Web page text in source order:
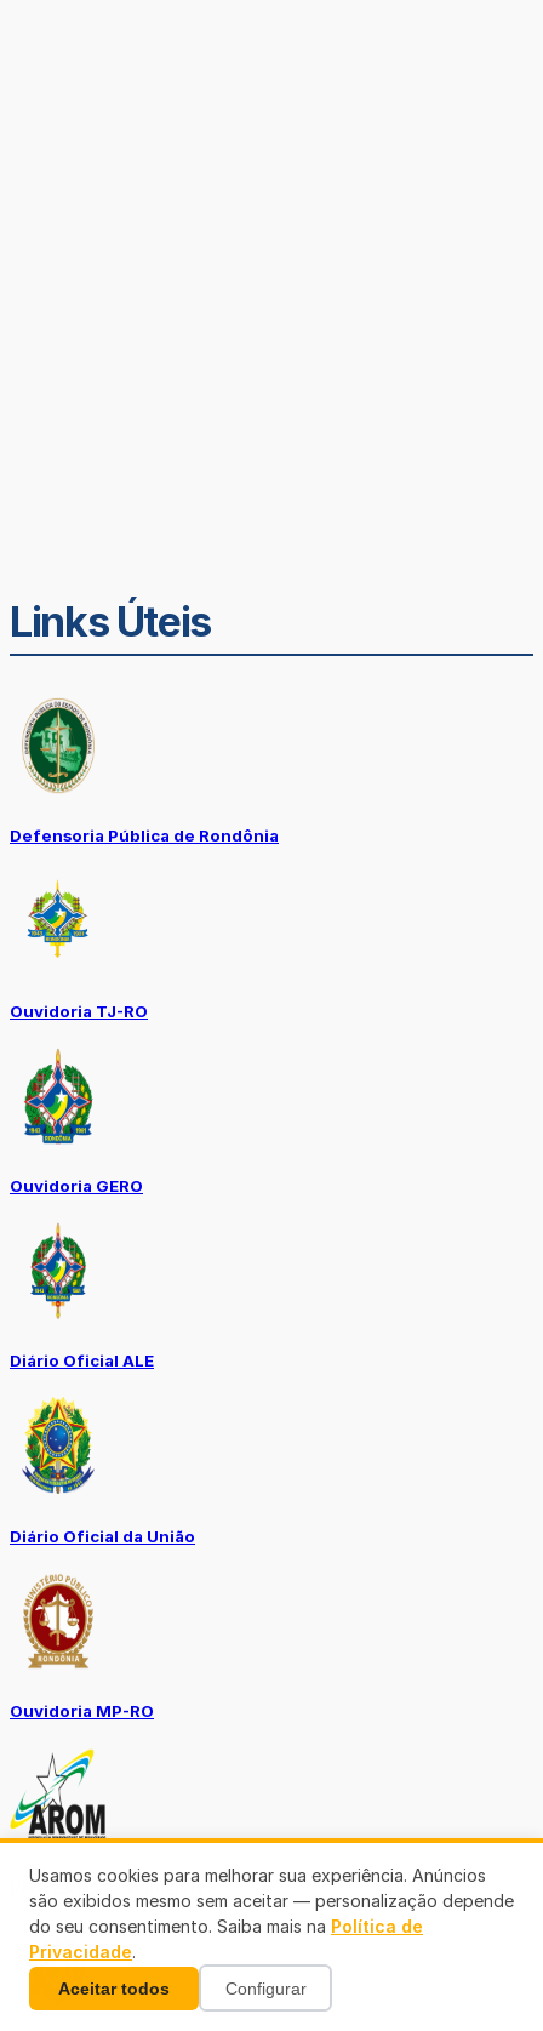
Links Úteis
Defensoria Pública de Rondônia
Ouvidoria TJ-RO
Ouvidoria GERO
Diário Oficial ALE
Diário Oficial da União
Ouvidoria MP-RO
Diário Oficial Municípios
Usamos cookies para melhorar sua experiência. Anúncios
são exibidos mesmo sem aceitar — personalização depende
do seu consentimento. Saiba mais na Política de
Privacidade.
Aceitar todos Configurar